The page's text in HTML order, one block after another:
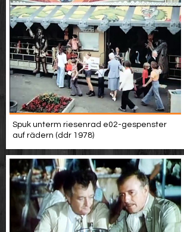
Spuk unterm riesenrad e02-gespenster
auf rädern (ddr 1978)